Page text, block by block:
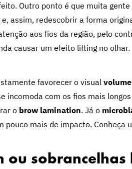
Outro ponto é que muita gente
assim, redescobrir a forma
aos fios da região, pelo
causar um efeito lifting no olhar.
favorecer o visual
incomoda com os fios mais
o brow lamination. Já o
pouco mais de impacto. Conheça
ou sobrancelhas